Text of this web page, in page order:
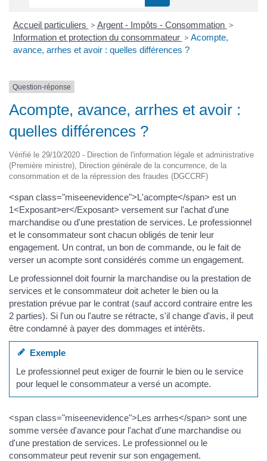
Accueil particuliers > Argent - Impôts - Consommation >
Information et protection du consommateur > Acompte,
avance, arrhes et avoir : quelles différences ?
Question-réponse
Acompte, avance, arrhes et avoir :
quelles différences ?
Vérifié le 29/10/2020 - Direction de l'information légale et administrative
(Première ministre), Direction générale de la concurrence, de la
consommation et de la répression des fraudes (DGCCRF)
<span class="miseenevidence">L'acompte</span> est un
1<Exposant>er</Exposant> versement sur l'achat d'une
marchandise ou d'une prestation de services. Le professionnel
et le consommateur sont chacun obligés de tenir leur
engagement. Un contrat, un bon de commande, ou le fait de
verser un acompte sont considérés comme un engagement.
Le professionnel doit fournir la marchandise ou la prestation de
services et le consommateur doit acheter le bien ou la
prestation prévue par le contrat (sauf accord contraire entre les
2 parties). Si l'un ou l'autre se rétracte, s'il change d'avis, il peut
être condamné à payer des dommages et intérêts.
Exemple
Le professionnel peut exiger de fournir le bien ou le service
pour lequel le consommateur a versé un acompte.
<span class="miseenevidence">Les arrhes</span> sont une
somme versée d'avance pour l'achat d'une marchandise ou
d'une prestation de services. Le professionnel ou le
consommateur peut revenir sur son engagement.